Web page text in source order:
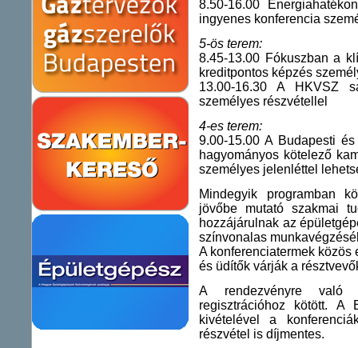
8.50-16.00
ingyenes konferencia
5-ös terem:
8.45-13.00 Fókuszban a
kreditpontos képzés
13.00-16.30 A HKVSZ
személyes részvétellel
4-es terem:
9.00-15.00 A Budapesti
hagyományos kötelező
személyes jelenléttel
Mindegyik programban
jövőbe mutató szakmai
hozzájárulnak az
színvonalas
A konferenciatermek
és üdítők várják a
A rendezvényre
regisztrációhoz kötött. A
kivételével a
részvétel is díjmentes.